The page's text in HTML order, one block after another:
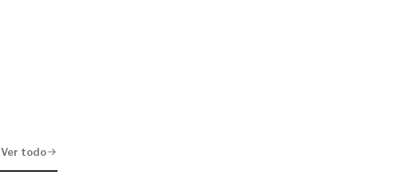
Ver todo